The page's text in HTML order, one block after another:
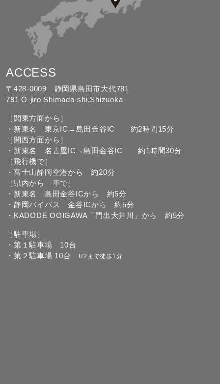
ACCESS
〒428-0009 静岡県島田市大代781
781 O-jiro Shimada-shi,Shizuoka
［関東方面から］
・新東名 東京IC→島田金谷IC 約2時間15分
［関西方面から］
・新東名 名古屋IC→島田金谷IC 約1時間30分
［飛行機で］
・富士山静岡空港から 約20分
［県内から 車で］
・新東名 島田金谷ICから 約5分
・静岡バイパス 金谷ICから 約5分
・KADODE OOIGAWA「門出大井川」から 約5分
［駐車場］
・第１駐車場 10台
・第２駐車場 10台
U2まで徒歩1分